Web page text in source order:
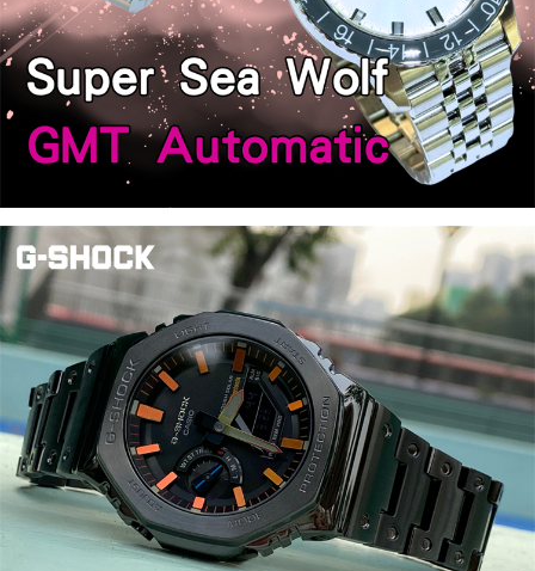
路
│CASIO
卡
西
歐
│SEIKO
精
工
│CITIZEN
西
鐵
城